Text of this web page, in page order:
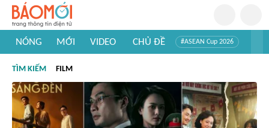
NÓNG MỚI VIDEO CHỦ ĐỀ #ASEAN Cup 2026
#Khám phá thế giới
TÌM KIẾM FILM